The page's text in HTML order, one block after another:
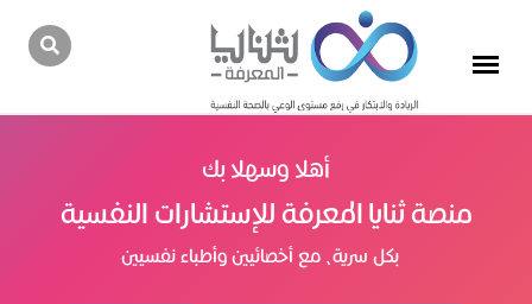
أهلا وسهلا بك
منصة ثنايا المعرفة للإستشارات النفسية
بكل سرية، مع أخصائيين وأطباء نفسيين